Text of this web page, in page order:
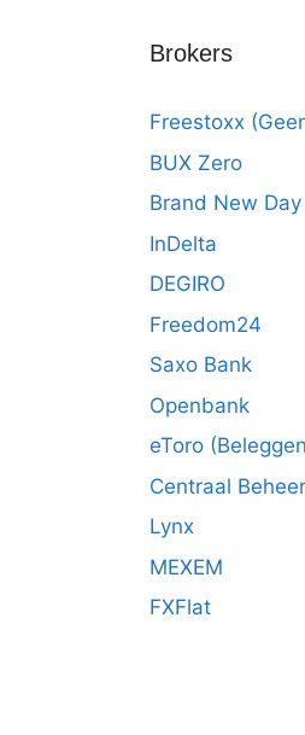
Brokers
Freestoxx
BUX Zero
Brand New Day
InDelta
DEGIRO
Freedom24
Saxo Bank
Openbank
eToro
Centraal Beheer
Lynx
MEXEM
FXFlat